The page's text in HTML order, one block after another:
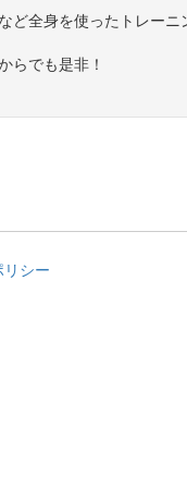
全身を使ったトレーニ
でも是非！
シー